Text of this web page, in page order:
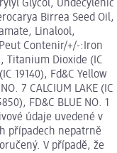
Glycol, Undecylenic
Birrea Seed Oil,
Linalool,
Contenir/+/-:Iron
Titanium Dioxide (IC
19140), Fd&C Yellow
7 CALCIUM LAKE (IC
FD&C BLUE NO. 1
údaje uvedené v
případech nepatrně
V případě, že